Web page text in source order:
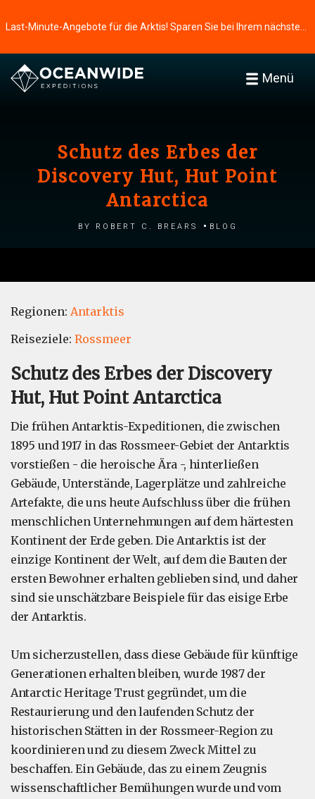
Menü
Schutz des Erbes der
Discovery Hut, Hut Point
Antarctica
by Robert C. Brears Blog
Regionen: Antarktis
Reiseziele: Rossmeer
Schutz des Erbes der Discovery
Hut, Hut Point Antarctica
Die frühen Antarktis-Expeditionen, die zwischen
1895 und 1917 in das Rossmeer-Gebiet der Antarktis
vorstießen - die heroische Ära -, hinterließen
Gebäude, Unterstände, Lagerplätze und zahlreiche
Artefakte, die uns heute Aufschluss über die frühen
menschlichen Unternehmungen auf dem härtesten
Kontinent der Erde geben. Die Antarktis ist der
einzige Kontinent der Welt, auf dem die Bauten der
ersten Bewohner erhalten geblieben sind, und daher
sind sie unschätzbare Beispiele für das eisige Erbe
der Antarktis.
Um sicherzustellen, dass diese Gebäude für künftige
Generationen erhalten bleiben, wurde 1987 der
Antarctic Heritage Trust gegründet, um die
Restaurierung und den laufenden Schutz der
historischen Stätten in der Rossmeer-Region zu
koordinieren und zu diesem Zweck Mittel zu
beschaffen. Ein Gebäude, das zu einem Zeugnis
wissenschaftlicher Bemühungen wurde und vom